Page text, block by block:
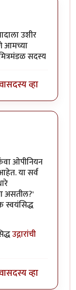
उशीर
आमच्या
सदस्य
सदस्य व्हा
ओपीनियन
या सर्व
असतील?'
स्वयंसिद्ध
उद्गारांची
सदस्य व्हा